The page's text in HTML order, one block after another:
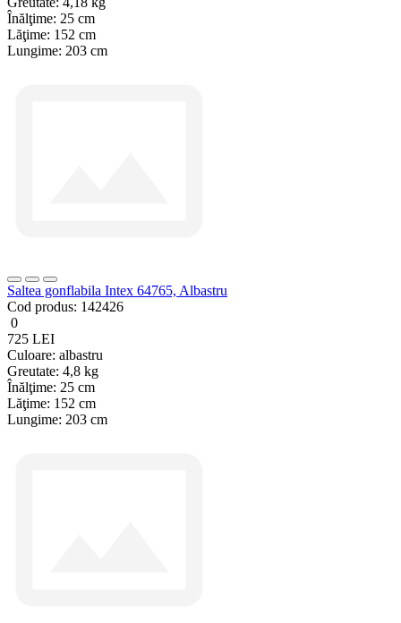
Înălţime: 25 cm
Lăţime: 152 cm
Lungime: 203 cm
Saltea gonflabila Intex 64765, Albastru
Cod produs: 142426
0
725 LEI
Culoare: albastru
Greutate: 4,8 kg
Înălţime: 25 cm
Lăţime: 152 cm
Lungime: 203 cm